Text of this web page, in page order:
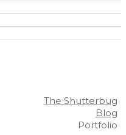
The Shutterbug
Blog
Portfolio